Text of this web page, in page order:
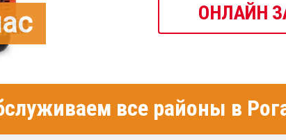
ОНЛАЙН
все районы в